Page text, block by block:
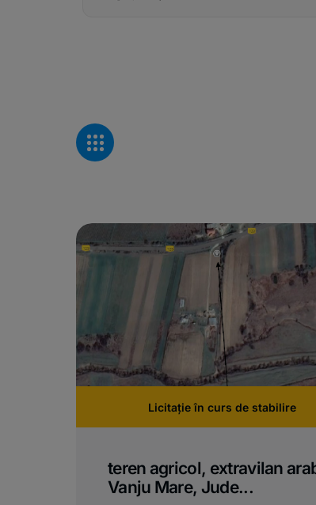
Licitație în curs de stabilire
teren agricol, extravilan
Vanju Mare, Jude...